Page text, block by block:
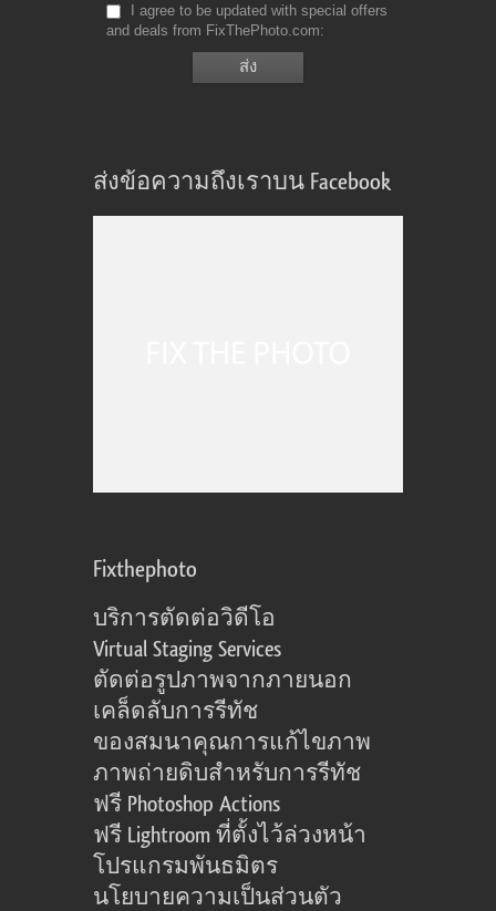
I agree to be updated with special offers
and deals from FixThePhoto.com
ส่งข้อความถึงเราบน Facebook
Fixthephoto
บริการตัดต่อวิดีโอ
Virtual Staging Services
ตัดต่อรูปภาพจากภายนอก
เคล็ดลับการรีทัช
ของสมนาคุณการแก้ไขภาพ
ภาพถ่ายดิบสำหรับการรีทัช
ฟรี Photoshop Actions
ฟรี Lightroom ที่ตั้งไว้ล่วงหน้า
โปรแกรมพันธมิตร
นโยบายความเป็นส่วนตัว